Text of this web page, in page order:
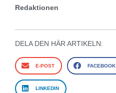
Redaktionen
DELA DEN HÄR ARTIKELN:
E-POST FACEBOOK
LINKEDIN